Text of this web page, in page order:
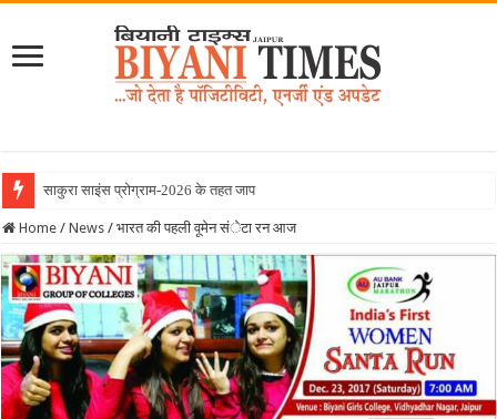
साकुरा साइंस प्रोग्राम-2026 के तहत जापान रवाना हुई
Home / News / भारत की पहली वूमेन संेटा रन आज